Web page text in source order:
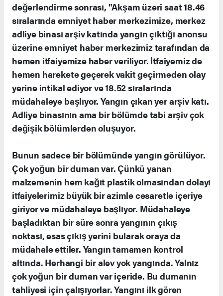
değerlendirme sonrası, "Akşam üzeri saat 18.46
sıralarında emniyet haber merkezimize, merkez
adliye binası arşiv katında yangın çıktığı anonsu
üzerine emniyet haber merkezimiz tarafından da
hemen itfaiyemize haber veriliyor. İtfaiyemiz de
hemen harekete geçerek vakit geçirmeden olay
yerine intikal ediyor ve 18.52 sıralarında
müdahaleye başlıyor. Yangın çıkan yer arşiv katı.
Adliye binasının ama bir bölümde tabi arşiv çok
değişik bölümlerden oluşuyor.
Bunun sadece bir bölümünde yangın görülüyor.
Çok yoğun bir duman var. Çünkü yanan
malzemenin hem kağıt plastik olmasından dolayı
itfaiyelerimiz büyük bir azimle cesaretle içeriye
giriyor ve müdahaleye başlıyor. Müdahaleye
başladıktan bir süre sonra yangının çıkış
noktası, esas çıkış yerini bularak oraya da
müdahale ettiler. Yangın tamamen kontrol
altında. Herhangi bir alev yok yangında. Yalnız
çok yoğun bir duman var içeride. Bu dumanın
tahliyesi için çalışıyorlar. Yangını ilk gören